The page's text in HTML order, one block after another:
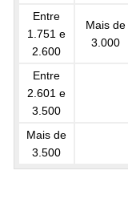
Entre
1.751 e
2.600
Mais de
3.000
Entre
2.601 e
3.500
Mais de
3.500